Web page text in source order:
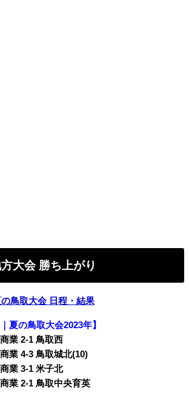
大会 勝ち上がり
鳥取大会 日程・結果
夏の鳥取大会2023年】
業 2-1 鳥取西
業 4-3 鳥取城北(10)
業 3-1 米子北
業 2-1 鳥取中央育英